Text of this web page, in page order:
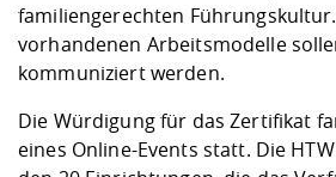
familiengerechten
vorhandenen Arbeitsmodelle
kommuniziert werden.
Die Würdigung für das Zertifikat
eines Online-Events statt. Die